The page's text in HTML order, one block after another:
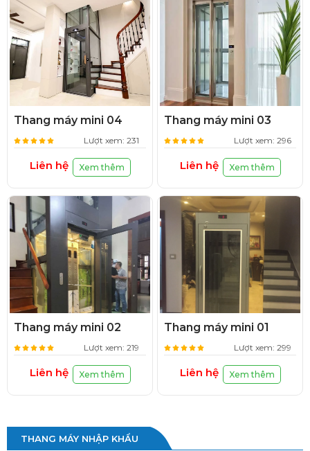
Thang máy mini 04
Lượt xem: 231
Liên hệ Xem thêm
Thang máy mini 03
Lượt xem: 296
Liên hệ Xem thêm
Thang máy mini 02
Lượt xem: 219
Liên hệ Xem thêm
Thang máy mini 01
Lượt xem: 299
Liên hệ Xem thêm
THANG MÁY NHẬP KHẨU